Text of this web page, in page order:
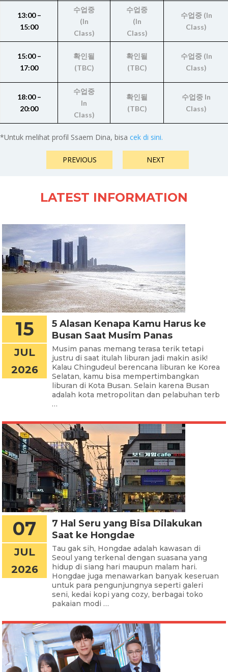
13:00 –
15:00
수업중
(In
Class)
수업중
(In
Class)
수업중 (In
Class)
15:00 –
17:00
확인될
(TBC)
확인될
(TBC)
수업중 (In
Class)
18:00 –
20:00
수업중
In
Class)
확인될
(TBC)
수업중 In
Class)
*Untuk melihat profil Ssaem Dina, bisa cek di sini.
PREVIOUS NEXT
LATEST INFORMATION
15
JUL
2026
5 Alasan Kenapa Kamu Harus ke
Busan Saat Musim Panas
Musim panas memang terasa terik tetapi
justru di saat itulah liburan jadi makin asik!
Kalau Chingudeul berencana liburan ke Korea
Selatan, kamu bisa mempertimbangkan
liburan di Kota Busan. Selain karena Busan
adalah kota metropolitan dan pelabuhan terb
…
07
JUL
2026
7 Hal Seru yang Bisa Dilakukan
Saat ke Hongdae
Tau gak sih, Hongdae adalah kawasan di
Seoul yang terkenal dengan suasana yang
hidup di siang hari maupun malam hari.
Hongdae juga menawarkan banyak keseruan
untuk para pengunjungnya seperti galeri
seni, kedai kopi yang cozy, berbagai toko
pakaian modi …